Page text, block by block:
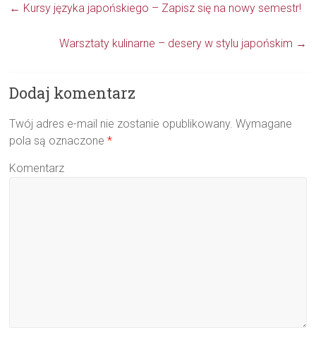
← Kursy języka japońskiego – Zapisz się na nowy semestr!
Warsztaty kulinarne – desery w stylu japońskim →
Dodaj komentarz
Twój adres e-mail nie zostanie opublikowany. Wymagane
pola są oznaczone*
Komentarz